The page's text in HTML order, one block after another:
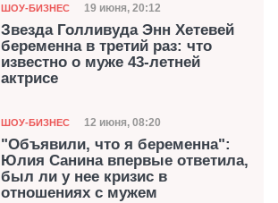
Категория
ШОУ-БИЗНЕС Дата публикации
19 июня, 20:12
Звезда Голливуда Энн Хетевей
беременна в третий раз: что
известно о муже 43-летней
актрисе
Категория
ШОУ-БИЗНЕС Дата публикации
12 июня, 08:20
"Объявили, что я беременна":
Юлия Санина впервые ответила,
был ли у нее кризис в
отношениях с мужем